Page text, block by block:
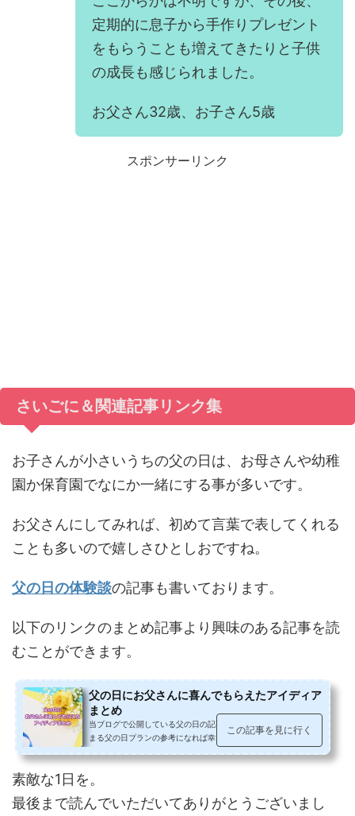
定期的に息子から手作りプレゼント
をもらうことも増えてきたりと子供
の成長も感じられました。
お父さん32歳、お子さん5歳
スポンサーリンク
さいごに＆関連記事リンク集
お子さんが小さいうちの父の日は、お母さんや幼稚
園か保育園でなにか一緒にする事が多いです。
お父さんにしてみれば、初めて言葉で表してくれる
ことも多いので嬉しさひとしおですね。
父の日の体験談の記事も書いております。
以下のリンクのまとめ記事より興味のある記事を読
むことができます。
父の日にお父さんに喜んでもらえたアイディア
まとめ
当ブログで公開している父の日の記事をまとめてみました。心温
まる父の日プランの参考になれば幸いです。父の日に何あげる？
この記事を見に行く
素敵な1日を。
最後まで読んでいただいてありがとうございまし